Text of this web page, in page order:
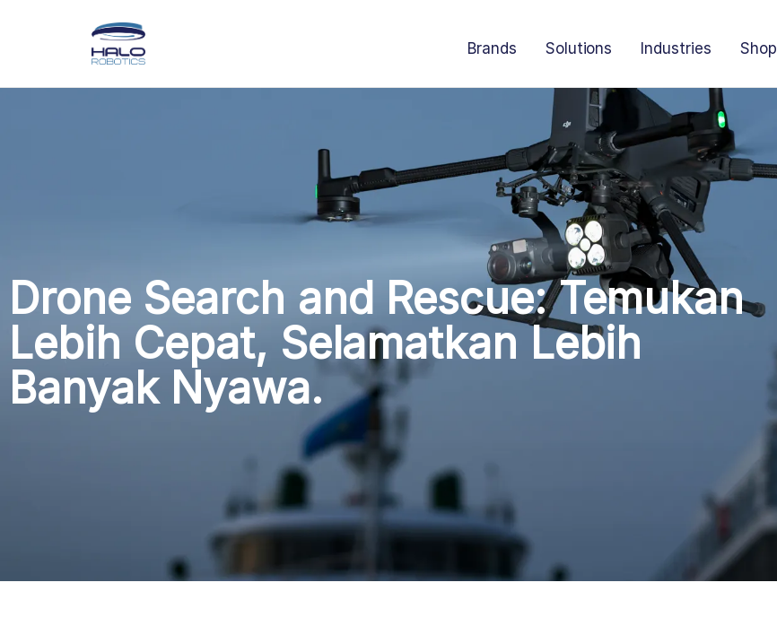
Brands Solutions Industries Shop
Drone Search and Rescue: Temukan
Lebih Cepat, Selamatkan Lebih
Banyak Nyawa.